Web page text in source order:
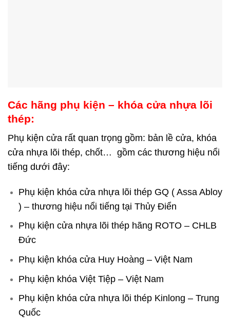
Các hãng phụ kiện – khóa cửa nhựa lõi
thép:
Phụ kiện cửa rất quan trọng gồm: bản lề cửa, khóa
cửa nhựa lõi thép, chốt… gồm các thương hiệu nổi
tiếng dưới đây:
Phụ kiện khóa cửa nhựa lõi thép GQ ( Assa Abloy
) – thương hiệu nổi tiếng tại Thủy Điển
Phụ kiện cửa nhựa lõi thép hãng ROTO – CHLB
Đức
Phụ kiện khóa cửa Huy Hoàng – Việt Nam
Phụ kiện khóa Việt Tiệp – Việt Nam
Phụ kiện khóa cửa nhựa lõi thép Kinlong – Trung
Quốc